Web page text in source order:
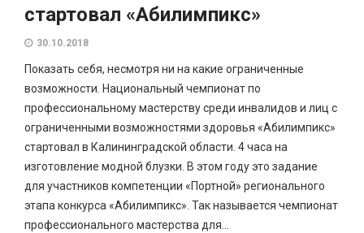
стартовал «Абилимпикс»
30.10.2018
Показать себя, несмотря ни на какие ограниченные
возможности. Национальный чемпионат по
профессиональному мастерству среди инвалидов и лиц с
ограниченными возможностями здоровья «Абилимпикс»
стартовал в Калининградской области. 4 часа на
изготовление модной блузки. В этом году это задание
для участников компетенции «Портной» регионального
этапа конкурса «Абилимпикс». Так называется чемпионат
профессионального мастерства для...